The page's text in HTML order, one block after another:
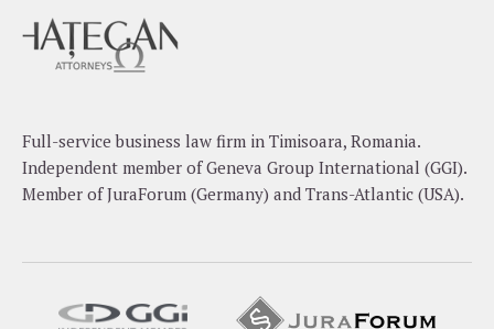
Full-service business law firm in Timisoara, Romania.
Independent member of Geneva Group International (GGI).
Member of JuraForum (Germany) and Trans-Atlantic (USA).